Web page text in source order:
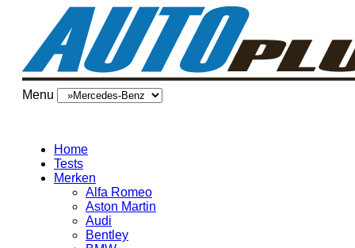
Menu
Home
Tests
Merken
Alfa Romeo
Aston Martin
Audi
Bentley